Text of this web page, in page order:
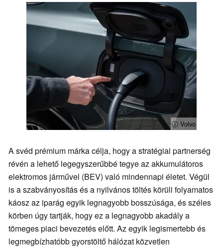
ⓘ Volvo
A svéd prémium márka célja, hogy a stratégiai partnerség
révén a lehető legegyszerűbbé tegye az akkumulátoros
elektromos járművel (BEV) való mindennapi életet. Végül
is a szabványosítás és a nyilvános töltés körüli folyamatos
káosz az iparág egyik legnagyobb bosszúsága, és széles
körben úgy tartják, hogy ez a legnagyobb akadály a
tömeges piaci bevezetés előtt. Az egyik legismertebb és
legmegbízhatóbb gyorstöltő hálózat közvetlen